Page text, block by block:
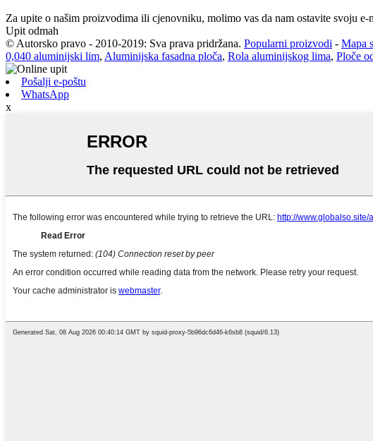
Za upite o našim proizvodima ili cjenovniku, molimo vas da nam ostavite svoju
Upit odmah
© Autorsko pravo - 2010-2019: Sva prava pridržana. Popularni proizvodi - Mapa
0,040 aluminijski lim, Aluminijska fasadna ploča, Rola aluminijskog lima, Ploče
Pošalji e-poštu
WhatsApp
x